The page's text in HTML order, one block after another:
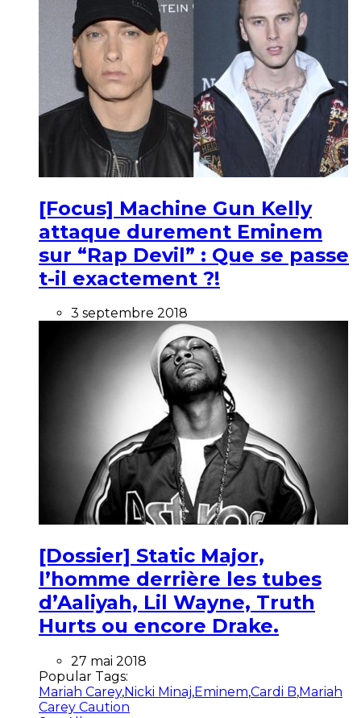
[Focus] Machine Gun Kelly
attaque durement Eminem
sur “Rap Devil” : Que se passe
t-il exactement ?!
3 septembre 2018
[Dossier] Static Major,
l’homme derrière les tubes
d’Aaliyah, Lil Wayne, Truth
Hurts ou encore Drake.
27 mai 2018
Popular Tags:
Mariah Carey,Nicki Minaj,Eminem,Cardi B,Mariah
Carey Caution